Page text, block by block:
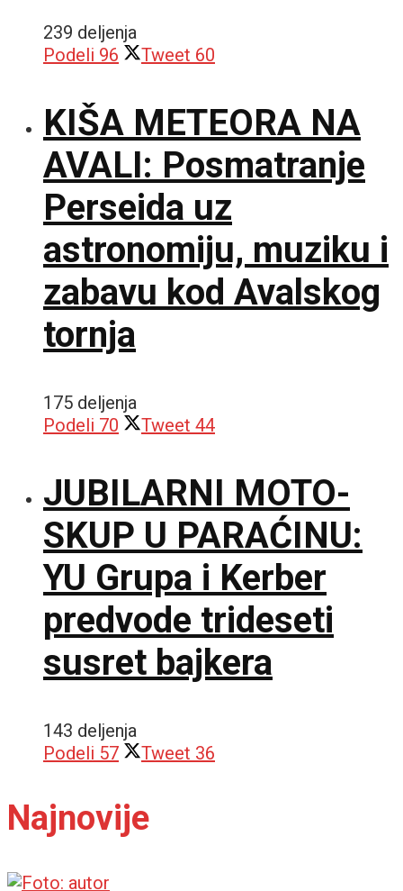
239 deljenja
Podeli 96 Tweet 60
KIŠA METEORA NA
AVALI: Posmatranje
Perseida uz
astronomiju, muziku i
zabavu kod Avalskog
tornja
175 deljenja
Podeli 70 Tweet 44
JUBILARNI MOTO-
SKUP U PARAĆINU:
YU Grupa i Kerber
predvode trideseti
susret bajkera
143 deljenja
Podeli 57 Tweet 36
Najnovije